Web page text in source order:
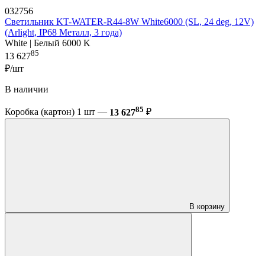
032756
Светильник KT-WATER-R44-8W White6000 (SL, 24 deg, 12V)
(Arlight, IP68 Металл, 3 года)
White | Белый 6000 K
13 62785
₽/шт
В наличии
Коробка (картон) 1 шт — 13 62785 ₽
В корзину